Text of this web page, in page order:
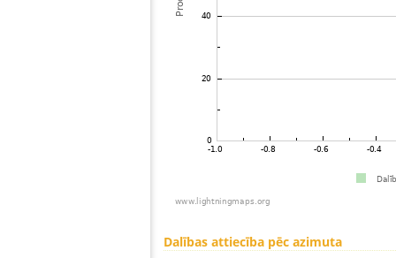
Dalības attiecība pēc azimuta